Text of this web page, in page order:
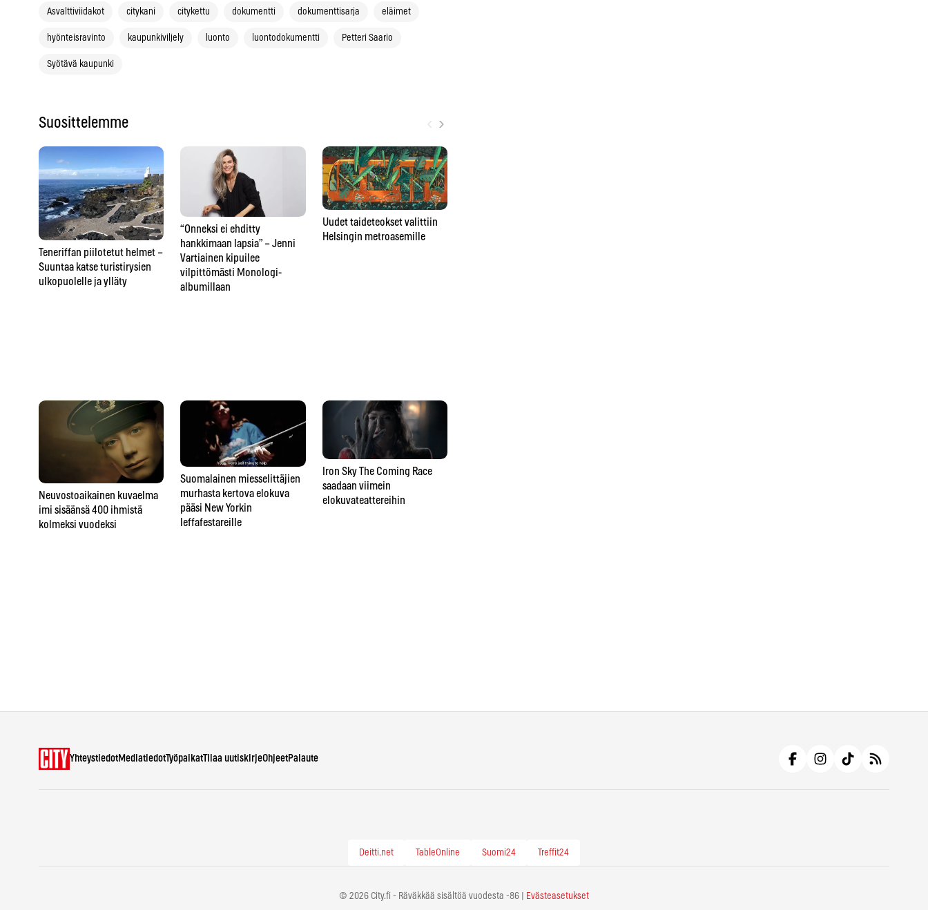
Asvalttiviidakot citykani citykettu dokumentti dokumenttisarja eläimet
hyönteisravinto kaupunkiviljely luonto luontodokumentti Petteri Saario
Syötävä kaupunki
Suosittelemme ›
Teneriffan piilotetut helmet –
Suuntaa katse turistirysien
ulkopuolelle ja ylläty
Neuvostoaikainen kuvaelma
imi sisäänsä 400 ihmistä
kolmeksi vuodeksi
“Onneksi ei ehditty
hankkimaan lapsia” – Jenni
Vartiainen kipuilee
vilpittömästi Monologi-
albumillaan
Suomalainen miesselittäjien
murhasta kertova elokuva
pääsi New Yorkin
leffafestareille
Uudet taideteokset valittiin
Helsingin metroasemille
Iron Sky The Coming Race
saadaan viimein
elokuvateattereihin
YhteystiedotMediatiedotTyöpaikatTilaa uutiskirjeOhjeetPalaute
Deitti.net TableOnline Suomi24 Treffit24
© 2026 City.fi - Räväkkää sisältöä vuodesta -86 | Evästeasetukset